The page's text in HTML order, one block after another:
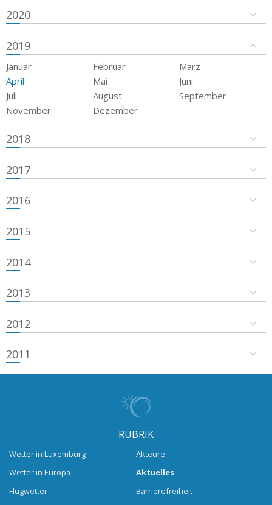
2020
2019
Januar Februar
März
April
Mai
Juni
Juli
August
September
November
Dezember
2018
2017
2016
2015
2014
2013
2012
2011
RUBRIK
Wetter in Luxemburg
Wetter in Europa
Flugwetter
Akteure
Aktuelles
Barrierefreiheit